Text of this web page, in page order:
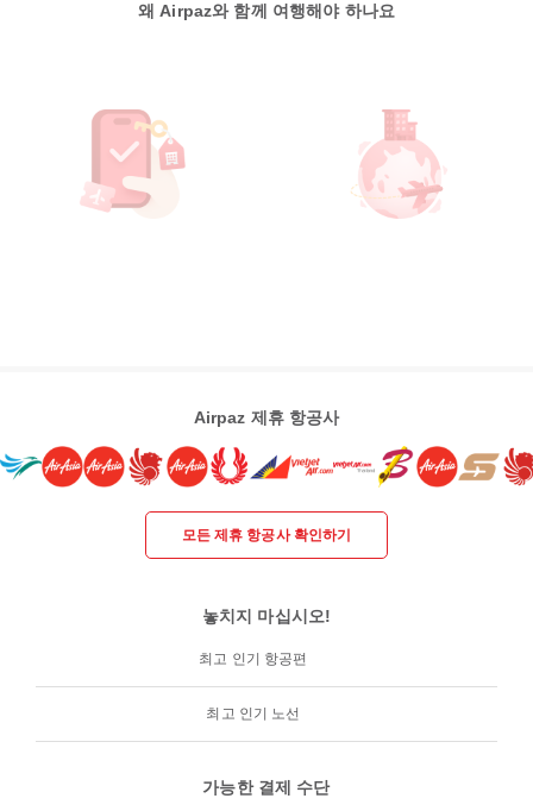
왜 Airpaz와 함께 여행해야 하나요
Airpaz 제휴 항공사
모든 제휴 항공사 확인하기
놓치지 마십시오!
최고 인기 항공편
최고 인기 노선
가능한 결제 수단